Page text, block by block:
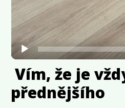
Vím, že je
přednějšího